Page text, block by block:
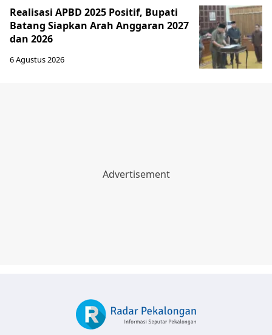
Realisasi APBD 2025 Positif, Bupati
Batang Siapkan Arah Anggaran 2027
dan 2026
6 Agustus 2026